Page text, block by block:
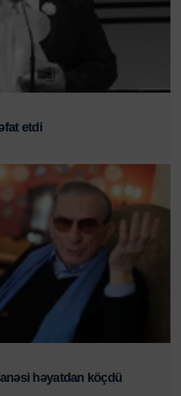
etdi
həyatdan köçdü